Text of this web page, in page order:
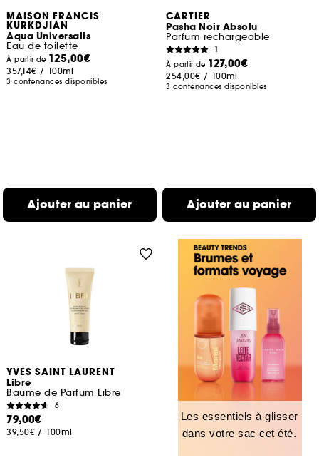
MAISON FRANCIS
KURKDJIAN
Aqua Universalis
Eau de toilette
À partir de 125,00€
357,14€ / 100ml
3 contenances disponibles
Ajouter au panier
CARTIER
Pasha Noir Absolu
Parfum rechargeable
1
À partir de 127,00€
254,00€ / 100ml
3 contenances disponibles
Ajouter au panier
YVES SAINT LAURENT
Libre
Baume de Parfum Libre
6
79,00€
39,50€ / 100ml
Les essentiels à glisser
dans votre sac cet été.